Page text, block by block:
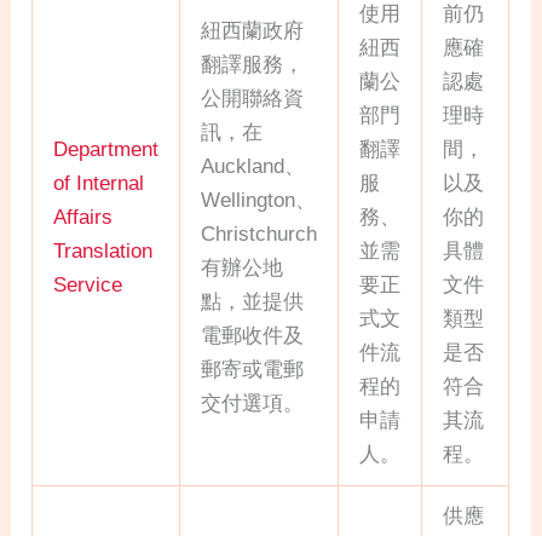
Department
of Internal
Affairs
Translation
Service
紐西蘭政府
翻譯服務，
公開聯絡資
訊，在
Auckland、
Wellington、
Christchurch
有辦公地
點，並提供
電郵收件及
郵寄或電郵
交付選項。
使用
紐西
蘭公
部門
翻譯
服
務、
並需
要正
式文
件流
程的
申請
人。
前仍
應確
認處
理時
間，
以及
你的
具體
文件
類型
是否
符合
其流
程。
供應